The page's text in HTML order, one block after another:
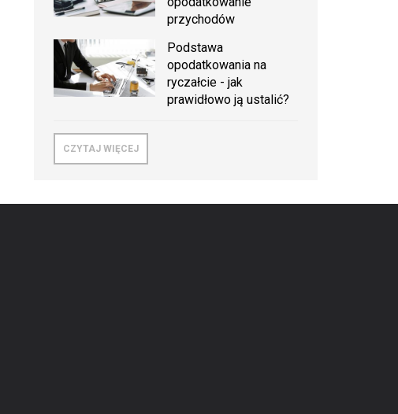
przychodów
Podstawa
opodatkowania na
ryczałcie - jak
prawidłowo ją ustalić?
CZYTAJ WIĘCEJ